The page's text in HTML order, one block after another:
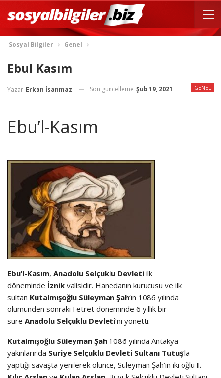
Sosyal Bilgiler Genel
Ebul Kasım
GENEL
Yazar Erkan İsanmaz Son güncelleme Şub 19, 2021
Ebu’l-Kasım
Ebu’l-Kasım, Anadolu Selçuklu Devleti ilk
döneminde İznik valisidir. Hanedanın kurucusu ve ilk
sultan Kutalmışoğlu Süleyman Şah‘ın 1086 yılında
ölümünden sonraki Fetret döneminde 6 yıllık bir
süre Anadolu Selçuklu Devleti‘ni yönetti.
Kutalmışoğlu Süleyman Şah 1086 yılında Antakya
yakınlarında Suriye Selçuklu Devleti Sultanı Tutuş‘la
yaptığı savaşta yenilerek ölünce, Süleyman Şah’ın iki oğlu I.